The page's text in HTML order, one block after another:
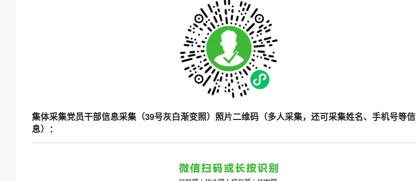
集体采集党员干部信息采集（39号灰白渐变照）照片二维码（多人采集，还可采集姓名、手机号等信
息）：